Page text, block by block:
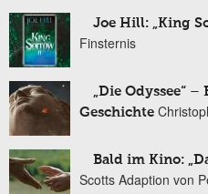
Joe Hill: „King
Finsternis
„Die Odyssee“
Geschichte
Bald im Kino:
Scotts Adaption von